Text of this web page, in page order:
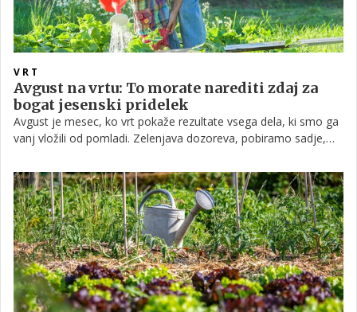
VRT
Avgust na vrtu: To morate narediti zdaj za
bogat jesenski pridelek
Avgust je mesec, ko vrt pokaže rezultate vsega dela, ki smo ga
vanj vložili od pomladi. Zelenjava dozoreva, pobiramo sadje,
avgusta se začne tudi priprava na jesenski del sezone.